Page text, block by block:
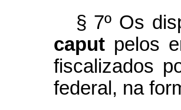
§ 7º Os
caput pelos
fiscalizados
federal, na